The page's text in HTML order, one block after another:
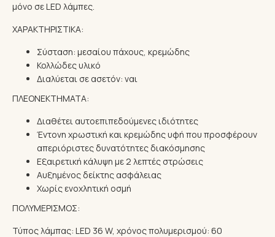
μόνο σε LED λάμπες.
ΧΑΡΑΚΤΗΡΙΣΤΙΚΑ:
Σύσταση: μεσαίου πάχους, κρεμώδης
Κολλώδες υλικό
Διαλύεται σε ασετόν: ναι
ΠΛΕΟΝΕΚΤΗΜΑΤΑ:
Διαθέτει αυτοεπιπεδούμενες ιδιότητες
Έντονη χρωστική και κρεμώδης υφή που προσφέρουν
απεριόριστες δυνατότητες διακόσμησης
Εξαιρετική κάλυψη με 2 λεπτές στρώσεις
Αυξημένος δείκτης ασφάλειας
Χωρίς ενοχλητική οσμή
ΠΟΛΥΜΕΡΙΣΜΟΣ:
Τύπος λάμπας: LED 36 W, χρόνος πολυμερισμού: 60